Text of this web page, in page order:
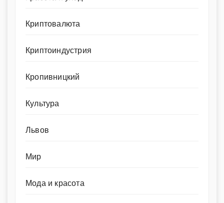
Криптовалюта
Криптоиндустрия
Кропивницкий
Культура
Львов
Мир
Мода и красота